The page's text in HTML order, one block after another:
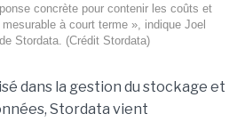
concrète pour contenir les coûts et
à court terme », indique Joel
Stordata. (Crédit Stordata)
dans la gestion du stockage et
Stordata vient